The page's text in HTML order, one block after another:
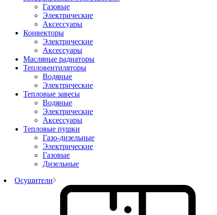
Газовые
Электрические
Аксессуары
Конвекторы
Электрические
Аксессуары
Масляные радиаторы
Тепловентиляторы
Водяные
Электрические
Тепловые завесы
Водяные
Электрические
Аксессуары
Тепловые пушки
Газо-дизельные
Электрические
Газовые
Дизельные
Осушители